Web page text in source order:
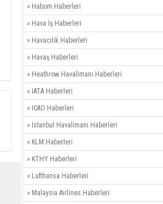
» Habom Haberleri
» Hava İş Haberleri
» Havacılık Haberleri
» Havaş Haberleri
» Heathrow Havalimanı Haberleri
» IATA Haberleri
» ICAO Haberleri
» İstanbul Havalimanı Haberleri
» KLM Haberleri
» KTHY Haberleri
» Lufthansa Haberleri
» Malaysia Airlines Haberleri